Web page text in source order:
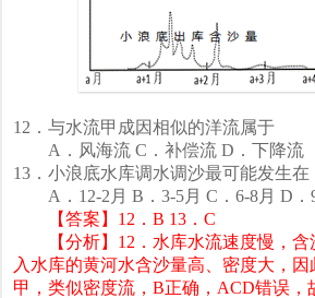
12．与水流甲成因相似的洋流属于
A．风海流 C．补偿流 D．下降流
13．小浪底水库调水调沙最可能发生在
A．12-2月 B．3-5月 C．6-8月 D．
【答案】12．B 13．C
【分析】12．水库水流速度慢，含
入水库的黄河水含沙量高、密度大，
甲，类似密度流，B正确，ACD错误，